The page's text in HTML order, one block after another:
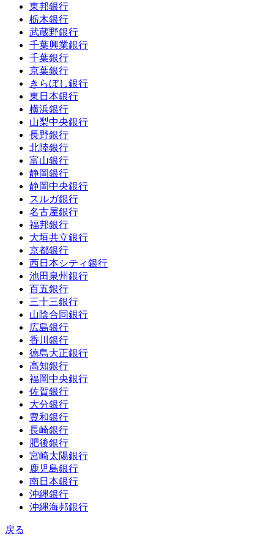
東邦銀行
栃木銀行
武蔵野銀行
千葉興業銀行
千葉銀行
京葉銀行
きらぼし銀行
東日本銀行
横浜銀行
山梨中央銀行
長野銀行
北陸銀行
富山銀行
静岡銀行
静岡中央銀行
スルガ銀行
名古屋銀行
福邦銀行
大垣共立銀行
京都銀行
西日本シティ銀行
池田泉州銀行
百五銀行
三十三銀行
山陰合同銀行
広島銀行
香川銀行
徳島大正銀行
高知銀行
福岡中央銀行
佐賀銀行
大分銀行
豊和銀行
長崎銀行
肥後銀行
宮崎太陽銀行
鹿児島銀行
南日本銀行
沖縄銀行
沖縄海邦銀行
戻る